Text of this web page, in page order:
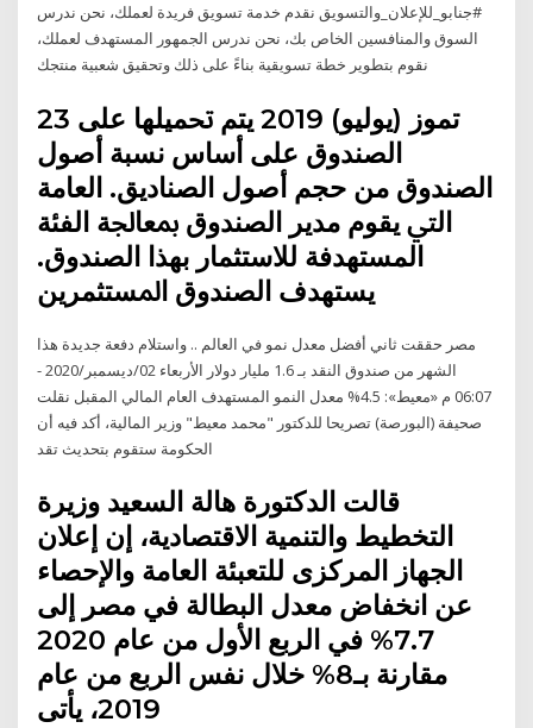
#جنابو_للإعلان_والتسويق نقدم خدمة تسويق فريدة لعملك، نحن ندرس
السوق والمنافسين الخاص بك، نحن ندرس الجمهور المستهدف لعملك،
نقوم بتطوير خطة تسويقية بناءً على ذلك وتحقيق شعبية منتجك
23 تموز (يوليو) 2019 ﻳﺘﻢ ﲢﻤﻴﻠﻬﺎ ﻋﻠﻰ
اﻟﺼﻨﺪوق ﻋﻠﻰ أﺳﺎس ﻧﺴﺒﺔ أﺻﻮل
اﻟﺼﻨﺪوق ﻣﻦ ﺣﺠﻢ أﺻﻮل اﻟﺼﻨﺎدﻳﻖ. اﻟﻌﺎﻣﺔ
اﻟﱵ ﻳﻘﻮم ﻣﺪﻳﺮ اﻟﺼﻨﺪوق ﲟﻌﺎﳉﺔ اﻟﻔﺌﺔ
اﻟﻤﺴﺘﻬﺪﻓﺔ ﻟﻼﺳﺘﺜﻤﺎر ﺑﻬﺬا اﻟﺼﻨﺪوق.
مصر حققت ثاني أفضل معدل نمو في العالم .. واستلام دفعة جديدة هذا
الشهر من صندوق النقد بـ 1.6 مليار دولار الأربعاء 02/ديسمبر/2020 -
06:07 م «معيط»: 4.5% معدل النمو المستهدف العام المالي المقبل نقلت
صحيفة (البورصة) تصريحا للدكتور "محمد معيط" وزير المالية، أكد فيه أن
الحكومة ستقوم بتحديث تقد
قالت الدكتورة هالة السعيد وزيرة
التخطيط والتنمية الاقتصادية، إن إعلان
الجهاز المركزى للتعبئة العامة والإحصاء
عن انخفاض معدل البطالة في مصر إلى
7.7% في الربع الأول من عام 2020
مقارنة بـ8% خلال نفس الربع من عام
2019، يأتى